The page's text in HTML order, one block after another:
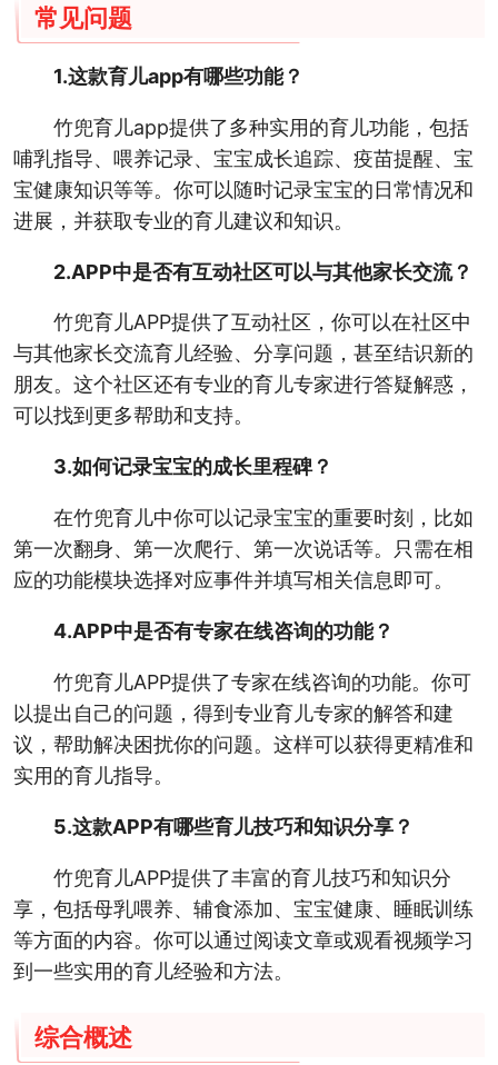
常见问题
1.这款育儿app有哪些功能？
竹兜育儿app提供了多种实用的育儿功能，包括
哺乳指导、喂养记录、宝宝成长追踪、疫苗提醒、宝
宝健康知识等等。你可以随时记录宝宝的日常情况和
进展，并获取专业的育儿建议和知识。
2.APP中是否有互动社区可以与其他家长交流？
竹兜育儿APP提供了互动社区，你可以在社区中
与其他家长交流育儿经验、分享问题，甚至结识新的
朋友。这个社区还有专业的育儿专家进行答疑解惑，
可以找到更多帮助和支持。
3.如何记录宝宝的成长里程碑？
在竹兜育儿中你可以记录宝宝的重要时刻，比如
第一次翻身、第一次爬行、第一次说话等。只需在相
应的功能模块选择对应事件并填写相关信息即可。
4.APP中是否有专家在线咨询的功能？
竹兜育儿APP提供了专家在线咨询的功能。你可
以提出自己的问题，得到专业育儿专家的解答和建
议，帮助解决困扰你的问题。这样可以获得更精准和
实用的育儿指导。
5.这款APP有哪些育儿技巧和知识分享？
竹兜育儿APP提供了丰富的育儿技巧和知识分
享，包括母乳喂养、辅食添加、宝宝健康、睡眠训练
等方面的内容。你可以通过阅读文章或观看视频学习
到一些实用的育儿经验和方法。
综合概述